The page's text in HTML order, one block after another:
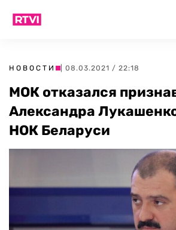
НОВОСТИ | 08.03.2021 / 22:18
МОК отказался
Александра
НОК Беларуси